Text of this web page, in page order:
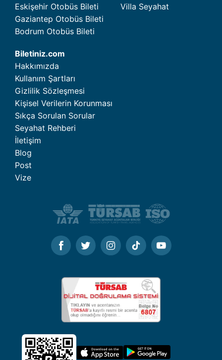
Eskişehir Otobüs Bileti
Gaziantep Otobüs Bileti
Bodrum Otobüs Bileti
Villa Seyahat
Biletiniz.com
Hakkımızda
Kullanım Şartları
Gizlilik Sözleşmesi
Kişisel Verilerin Korunması
Sıkça Sorulan Sorular
Seyahat Rehberi
İletişim
Blog
Post
Vize